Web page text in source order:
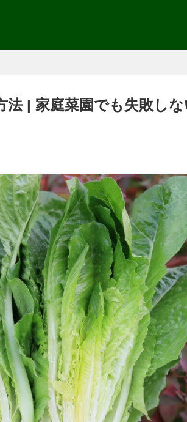
| 家庭菜園でも失敗しな